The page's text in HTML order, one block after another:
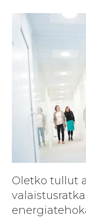
Oletko tullut